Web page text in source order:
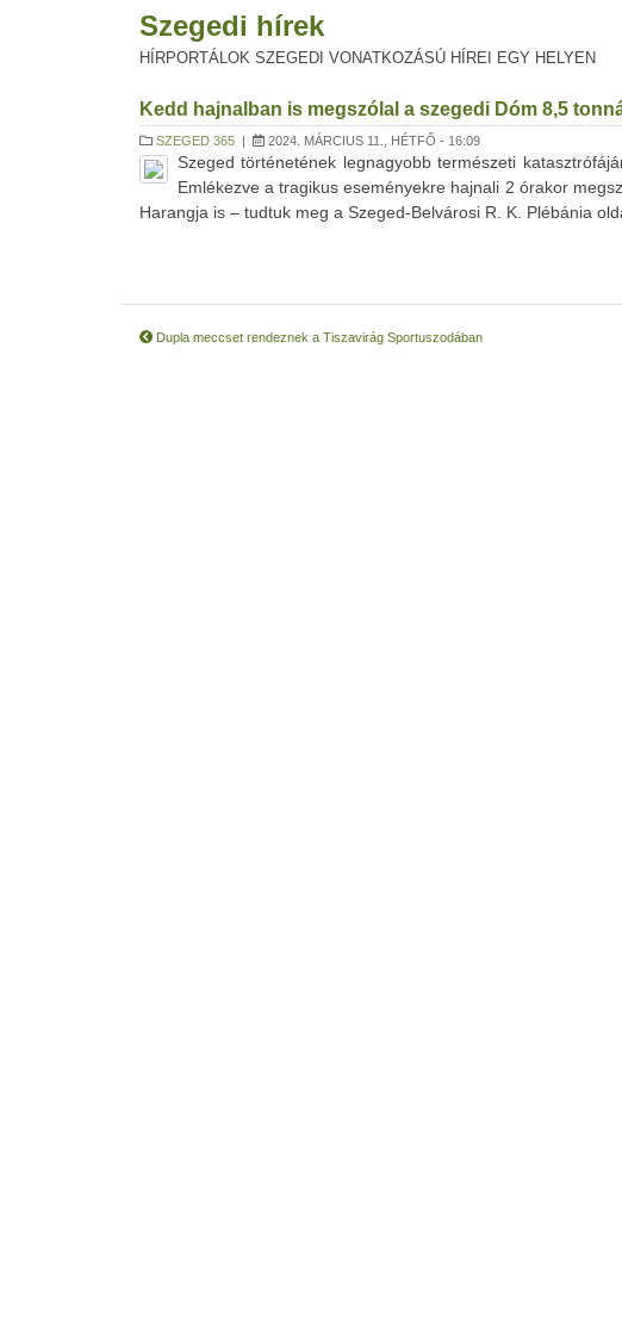
Szegedi hírek
HÍRPORTÁLOK SZEGEDI VONATKOZÁSÚ HÍREI EGY HELYEN
Kedd hajnalban is megszólal a szegedi Dóm 8,5
SZEGED 365 | 2024. MÁRCIUS 11., HÉTFŐ - 16:09
Szeged történetének legnagyobb természeti
Emlékezve a tragikus eseményekre hajnali 2 órakor
Harangja is – tudtuk meg a Szeged-Belvárosi R. K. Plébánia
Dupla meccset rendeznek a Tiszavirág Sportuszodában